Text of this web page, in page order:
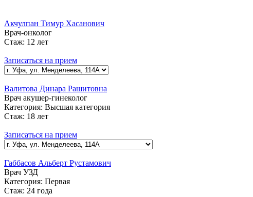
Акчулпан Тимур Хасанович
Врач-онколог
Стаж: 12 лет
Записаться на прием
Валитова Динара Рашитовна
Врач акушер-гинеколог
Категория: Высшая категория
Стаж: 18 лет
Записаться на прием
Габбасов Альберт Рустамович
Врач УЗД
Категория: Первая
Стаж: 24 года